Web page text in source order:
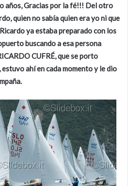
años, Gracias por la fé!!! Del otro
quien no sabía quien era yo ni que
ya estaba preparado con los
buscando a esa persona
CUFRÉ, que se porto
ahí en cada momento y le dio